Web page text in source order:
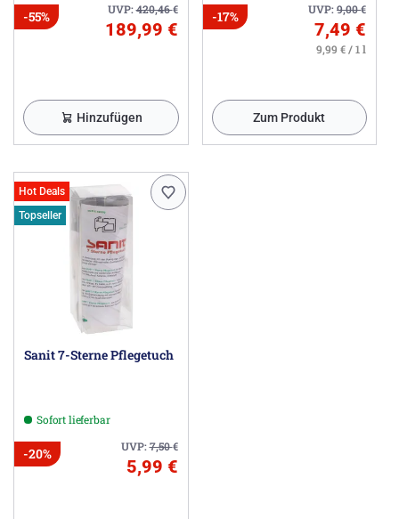
UVP:420,46€
-55%
189,99 €
Hinzufügen
UVP:9,00€
-17%
7,49 €
9,99 € / 1 l
Zum Produkt
Hot Deals
Topseller
Sanit 7-Sterne Pflegetuch
Sofort lieferbar
UVP:7,50€
-20%
5,99 €